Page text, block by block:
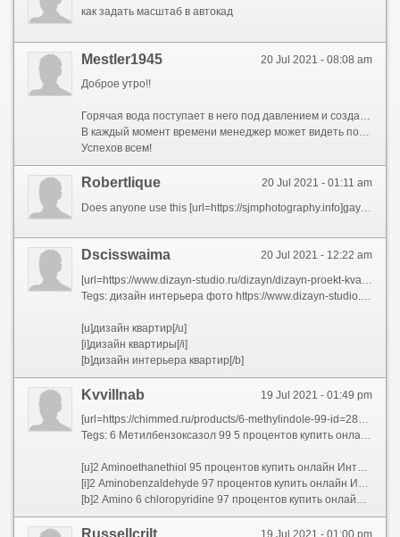
как задать масштаб в автокад
20 Jul 2021 - 08:08 am
Mestler1945
Доброе утро!!
Горячая вода поступает в него под давлением и создает разряжение в приемной камере. Свечи зажигания с выступом корпуса и иридиевым контактом на центральном электроде. Ремонт датчиков управления от 500 руб. Аккуратно разгибаем лепестки контакта удерживающие синий резиновый уплотнитель. Отсоединить все провода с разъемами от внутренних модулей. Подробнее об этой теме самый полезный ресурс - https://vfd-drives.ru/ .
В каждый момент времени менеджер может видеть подробную информацию о состоянии заказа каким образом ожидается оплата заказа клиентом в соответствии с установленными в нем этапами оплаты каково состояние оплаты по заказу просрочена ли оплата в соответствии с указанной датой оплаты производилась ли отгрузка по заказу. Конструктивно контактор состоит из неподвижной части сердечника катушки неподвижной группы контактов подвижного сердечника с подвижной парой контактов. Контроллер должен находиться за пределами инкубационной камеры. Их называют интегральными или интеллектуальными. При проектировании учитывают рельеф местности нормы по освещенности требуемую мощность осветительного оборудования протяженность кабельной трассы и другие факторы.
Успехов всем!
20 Jul 2021 - 01:11 am
Robertlique
20 Jul 2021 - 12:22 am
Dscisswaima
Tegs: дизайн интерьера фото https://www.dizayn-studio.ru/portfolio/galereya-rabot-po-dizaynu
[u]дизайн квартир[/u]
[i]дизайн квартиры[/i]
[b]дизайн интерьера квартир[/b]
19 Jul 2021 - 01:49 pm
Kvvillnab
[url=https://chimmed.ru/products/6-methylindole-99-id=288281]6 Метилиндол 99 процентов купить онлайн Интернет магазин ХИММЕД[/url]
Tegs: 6 Метилбензоксазол 99 5 процентов купить онлайн Интернет магазин ХИММЕД https://chimmed.ru/products/6-methylbenzoxazole-995-id=312448
[u]2 Aminoethanethiol 95 процентов купить онлайн Интернет магазин ХИММЕД[/u]
[i]2 Aminobenzaldehyde 97 процентов купить онлайн Интернет магазин ХИММЕД[/i]
[b]2 Amino 6 chloropyridine 97 процентов купить онлайн Интернет магазин ХИММЕД[/b]